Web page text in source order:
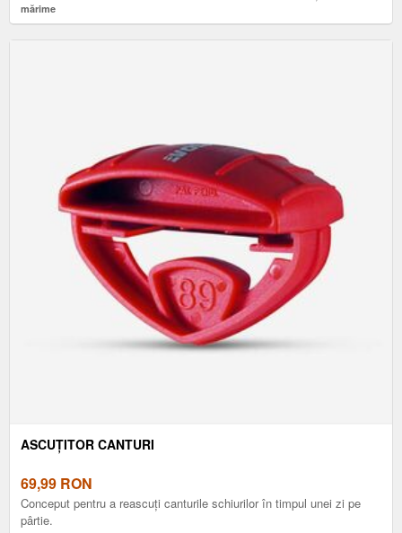
mărime
ASCUŢITOR CANTURI
69,99 RON
Conceput pentru a reascuți canturile schiurilor în timpul unei zi pe
pârtie.